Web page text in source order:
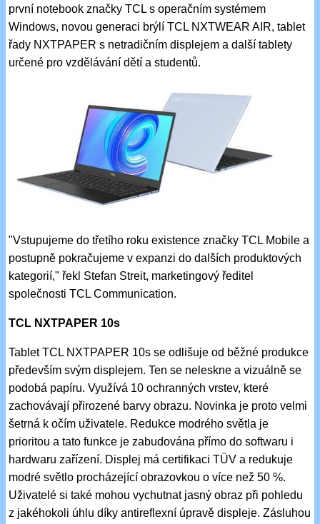
první notebook značky TCL s operačním systémem
Windows, novou generaci brýlí TCL NXTWEAR AIR, tablet
řady NXTPAPER s netradičním displejem a další tablety
určené pro vzdělávání dětí a studentů.
"Vstupujeme do třetího roku existence značky TCL Mobile a
postupně pokračujeme v expanzi do dalších produktových
kategorií," řekl Stefan Streit, marketingový ředitel
společnosti TCL Communication.
TCL NXTPAPER 10s
Tablet TCL NXTPAPER 10s se odlišuje od běžné produkce
především svým displejem. Ten se neleskne a vizuálně se
podobá papíru. Využívá 10 ochranných vrstev, které
zachovávají přirozené barvy obrazu. Novinka je proto velmi
šetrná k očím uživatele. Redukce modrého světla je
prioritou a tato funkce je zabudována přímo do softwaru i
hardwaru zařízení. Displej má certifikaci TÜV a redukuje
modré světlo procházející obrazovkou o více než 50 %.
Uživatelé si také mohou vychutnat jasný obraz při pohledu
z jakéhokoli úhlu díky antireflexní úpravě displeje. Zásluhou